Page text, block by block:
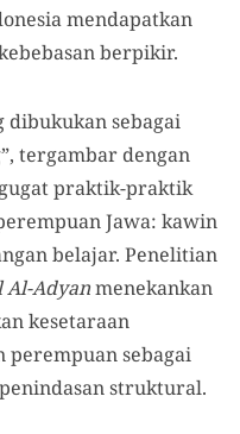
mendapatkan
berpikir.
dibukukan sebagai
tergambar dengan
praktik-praktik
Jawa: kawin
belajar. Penelitian
Al-Adyanmenekankan
kesetaraan
sebagai
struktural.